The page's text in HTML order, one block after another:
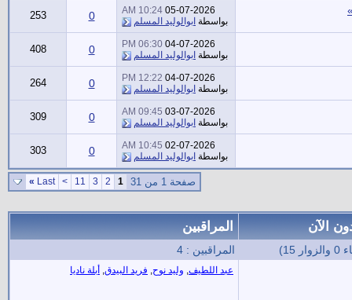
05-07-2026
10:24 AM
بواسطة ابوالوليد المسلم 0
253
04-07-2026
06:30 PM
بواسطة ابوالوليد المسلم 0
408
04-07-2026
12:22 PM
بواسطة ابوالوليد المسلم 0
264
03-07-2026
09:45 AM
بواسطة ابوالوليد المسلم 0
309
02-07-2026
10:45 AM
بواسطة ابوالوليد المسلم 0
303
صفحة 1 من 31 1
2
3
11
>
Last
»
الآن المراقبين
المراقبين : 4
عبد اللطيف, وليد نوح, فريد البيدق, أبلة ناديا